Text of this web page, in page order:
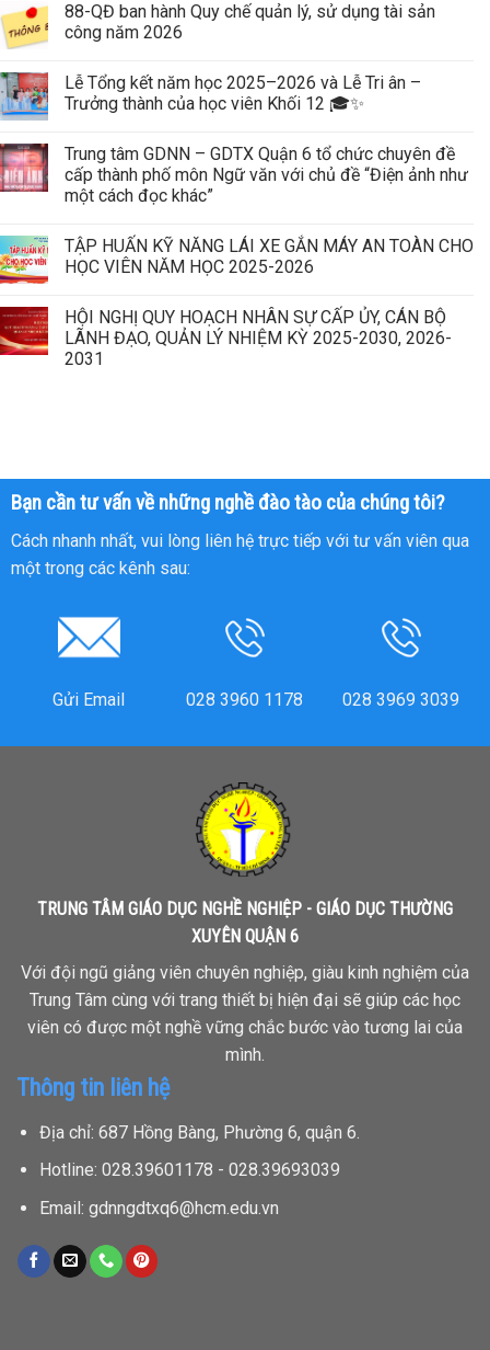
88-QĐ ban hành Quy chế quản lý, sử dụng tài sản
công năm 2026
Lễ Tổng kết năm học 2025–2026 và Lễ Tri ân –
Trưởng thành của học viên Khối 12 🎓✨
Trung tâm GDNN – GDTX Quận 6 tổ chức chuyên đề
cấp thành phố môn Ngữ văn với chủ đề “Điện ảnh như
một cách đọc khác”
TẬP HUẤN KỸ NĂNG LÁI XE GẮN MÁY AN TOÀN CHO
HỌC VIÊN NĂM HỌC 2025-2026
HỘI NGHỊ QUY HOẠCH NHÂN SỰ CẤP ỦY, CÁN BỘ
LÃNH ĐẠO, QUẢN LÝ NHIỆM KỲ 2025-2030, 2026-
2031
Bạn cần tư vấn về những nghề đào tào của chúng tôi?
Cách nhanh nhất, vui lòng liên hệ trực tiếp với tư vấn viên qua
một trong các kênh sau:
Gửi Email 028 3960 1178 028 3969 3039
TRUNG TÂM GIÁO DỤC NGHỀ NGHIỆP - GIÁO DỤC THƯỜNG
XUYÊN QUẬN 6
Với đội ngũ giảng viên chuyên nghiệp, giàu kinh nghiệm của
Trung Tâm cùng với trang thiết bị hiện đại sẽ giúp các học
viên có được một nghề vững chắc bước vào tương lai của
mình.
Thông tin liên hệ
Địa chỉ: 687 Hồng Bàng, Phường 6, quận 6.
Hotline: 028.39601178 - 028.39693039
Email: gdnngdtxq6@hcm.edu.vn